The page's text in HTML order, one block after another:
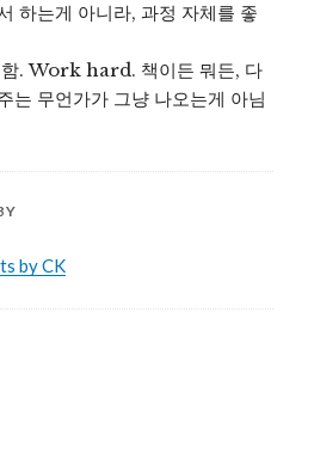
하는게 아니라, 과정 자체를 좋
함. Work hard. 책이든 뭐든, 다
는 무언가가 그냥 나오는게 아님
by CK